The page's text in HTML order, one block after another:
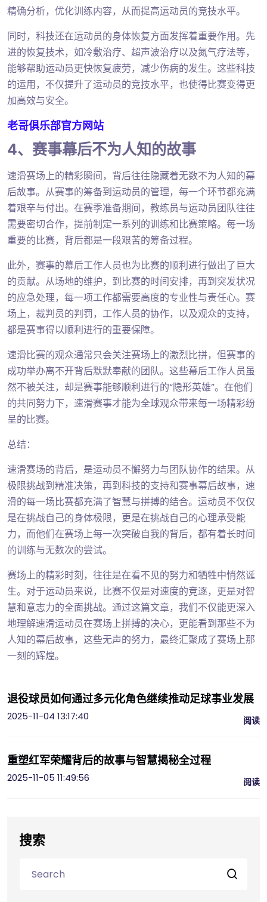
精确分析，优化训练内容，从而提高运动员的竞技水平。
同时，科技还在运动员的身体恢复方面发挥着重要作用。先
进的恢复技术，如冷敷治疗、超声波治疗以及氮气疗法等，
能够帮助运动员更快恢复疲劳，减少伤病的发生。这些科技
的运用，不仅提升了运动员的竞技水平，也使得比赛变得更
加高效与安全。
老哥俱乐部官方网站
4、赛事幕后不为人知的故事
速滑赛场上的精彩瞬间，背后往往隐藏着无数不为人知的幕
后故事。从赛事的筹备到运动员的管理，每一个环节都充满
着艰辛与付出。在赛季准备期间，教练员与运动员团队往往
需要密切合作，提前制定一系列的训练和比赛策略。每一场
重要的比赛，背后都是一段艰苦的筹备过程。
此外，赛事的幕后工作人员也为比赛的顺利进行做出了巨大
的贡献。从场地的维护，到比赛的时间安排，再到突发状况
的应急处理，每一项工作都需要高度的专业性与责任心。赛
场上，裁判员的判罚，工作人员的协作，以及观众的支持，
都是赛事得以顺利进行的重要保障。
速滑比赛的观众通常只会关注赛场上的激烈比拼，但赛事的
成功举办离不开背后默默奉献的团队。这些幕后工作人员虽
然不被关注，却是赛事能够顺利进行的“隐形英雄”。在他们
的共同努力下，速滑赛事才能为全球观众带来每一场精彩纷
呈的比赛。
总结：
速滑赛场的背后，是运动员不懈努力与团队协作的结果。从
极限挑战到精准决策，再到科技的支持和赛事幕后故事，速
滑的每一场比赛都充满了智慧与拼搏的结合。运动员不仅仅
是在挑战自己的身体极限，更是在挑战自己的心理承受能
力，而他们在赛场上每一次突破自我的背后，都有着长时间
的训练与无数次的尝试。
赛场上的精彩时刻，往往是在看不见的努力和牺牲中悄然诞
生。对于运动员来说，比赛不仅是对速度的竞逐，更是对智
慧和意志力的全面挑战。通过这篇文章，我们不仅能更深入
地理解速滑运动员在赛场上拼搏的决心，更能看到那些不为
人知的幕后故事，这些无声的努力，最终汇聚成了赛场上那
一刻的辉煌。
退役球员如何通过多元化角色继续推动足球事业发展
2025-11-04 13:17:40
阅读
重塑红军荣耀背后的故事与智慧揭秘全过程
2025-11-05 11:49:56
阅读
搜索